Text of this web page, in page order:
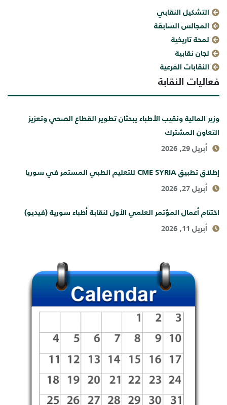
التشكيل النقابي
المجالس السابقة
لمحة تاريخية
لجان نقابية
النقابات الفرعية
فعاليات النقابة
وزير المالية ونقيب الأطباء يبحثان تطوير القطاع الصحي وتعزيز
التعاون المشترك
أبريل 29, 2026
إطلاق تطبيق CME SYRIA للتعليم الطبي المستمر في سوريا
أبريل 27, 2026
اختتام أعمال المؤتمر العلمي الأول لنقابة أطباء سورية (فيديو)
أبريل 11, 2026